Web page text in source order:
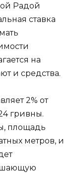
Радой
ставка
на
и средства.
2% от
гривны.
площадь
метров, и